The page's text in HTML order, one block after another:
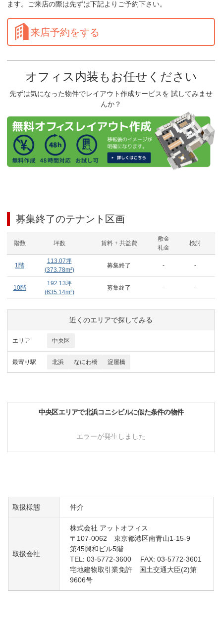
ます。ご来店の際は先ずは下記よりご予約下さい。
来店予約をする
オフィス内装もお任せください
先ずは気になった物件でレイアウト作成サービスを 試してみませ
んか？
募集終了のテナント区画
階数 坪数 賃料 + 共益費
敷金
礼金
検討
1階
113.07坪
(373.78m²)
募集終了 - -
10階
192.13坪
(635.14m²)
募集終了 - -
近くのエリアで探してみる
エリア 中央区
最寄り駅 北浜 なにわ橋 淀屋橋
中央区エリアで北浜コニシビルに似た条件の物件
エラーが発生しました
取扱様態 仲介
取扱会社
株式会社 アットオフィス
〒107-0062 東京都港区南青山1-15-9
第45興和ビル5階
TEL: 03-5772-3600 FAX: 03-5772-3601
宅地建物取引業免許 国土交通大臣(2)第
9606号